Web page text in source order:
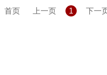
首页 上一页 1 下一